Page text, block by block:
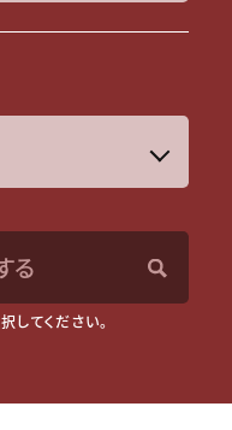
る
してください。